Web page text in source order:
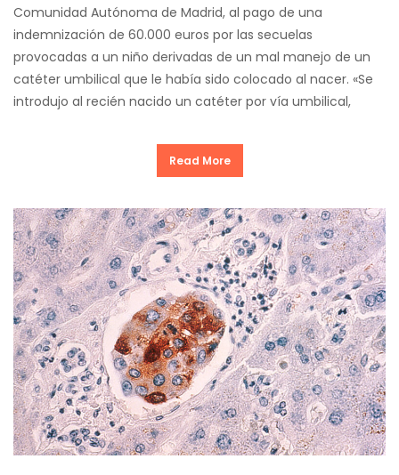
Comunidad Autónoma de Madrid, al pago de una
indemnización de 60.000 euros por las secuelas
provocadas a un niño derivadas de un mal manejo de un
catéter umbilical que le había sido colocado al nacer. «Se
introdujo al recién nacido un catéter por vía umbilical,
Read More